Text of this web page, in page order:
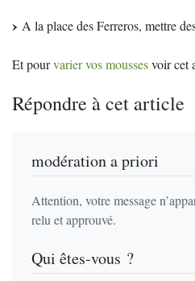
A la place des Ferreros, mettre
Et pourvarier vos moussesvoir cet
Répondre à cet article
modération a priori
Attention, votre message
relu et approuvé.
Qui êtes-vous ?